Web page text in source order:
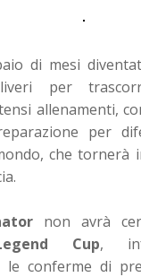
di mesi
per
allenamenti,
per
che tornerà
non avrà
Cup,
le conferme di